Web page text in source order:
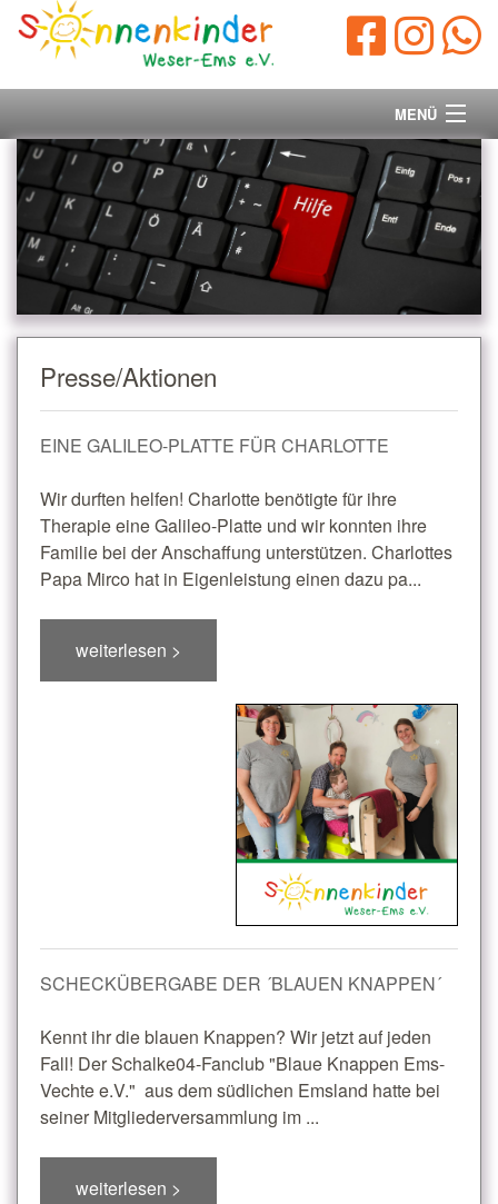
MENÜ
Startseite
Vorstand
Unsere Ziele
Ihre Spende
Kontakt
Presse/Aktionen
EINE GALILEO-PLATTE FÜR CHARLOTTE
Wir durften helfen! Charlotte benötigte für ihre
Therapie eine Galileo-Platte und wir konnten ihre
Familie bei der Anschaffung unterstützen. Charlottes
Papa Mirco hat in Eigenleistung einen dazu pa...
weiterlesen >
SCHECKÜBERGABE DER ´BLAUEN KNAPPEN´
Kennt ihr die blauen Knappen? Wir jetzt auf jeden
Fall! Der Schalke04-Fanclub "Blaue Knappen Ems-
Vechte e.V." aus dem südlichen Emsland hatte bei
seiner Mitgliederversammlung im ...
weiterlesen >